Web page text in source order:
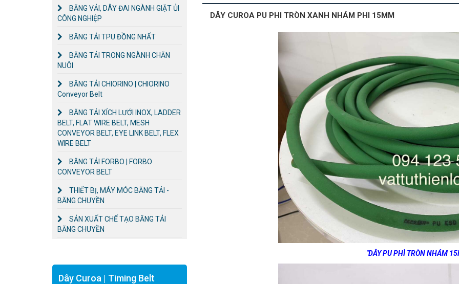
BĂNG VẢI, DÂY ĐAI NGÀNH GIẶT ỦI
CÔNG NGHIỆP
BĂNG TẢI TPU ĐỒNG NHẤT
BĂNG TẢI TRONG NGÀNH CHĂN
NUÔI
BĂNG TẢI CHIORINO | CHIORINO
Conveyor Belt
BĂNG TẢI XÍCH LƯỚI INOX, LADDER
BELT, FLAT WIRE BELT, MESH
CONVEYOR BELT, EYE LINK BELT, FLEX
WIRE BELT
BĂNG TẢI FORBO | FORBO
CONVEYOR BELT
THIẾT BỊ, MÁY MÓC BĂNG TẢI -
BĂNG CHUYỀN
SẢN XUẤT CHẾ TẠO BĂNG TẢI
BĂNG CHUYỀN
Dây Curoa | Timing Belt
DÂY CUROA PU PHI TRÒN XANH NHÁM PHI 15MM
"DÂY PU PHÌ TRÒN NHÁM